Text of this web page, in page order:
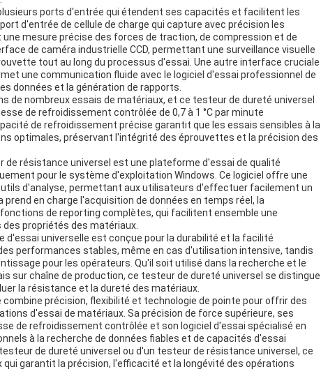
ports d'entrée qui étendent ses capacités et facilitent les
d'entrée de cellule de charge qui capture avec précision les
mesure précise des forces de traction, de compression et de
de caméra industrielle CCD, permettant une surveillance visuelle
tout au long du processus d'essai. Une autre interface cruciale
une communication fluide avec le logiciel d'essai professionnel de
données et la génération de rapports.
de nombreux essais de matériaux, et ce testeur de dureté universel
de refroidissement contrôlée de 0,7 à 1 °C par minute
de refroidissement précise garantit que les essais sensibles à la
optimales, préservant l'intégrité des éprouvettes et la précision des
de résistance universel est une plateforme d'essai de qualité
pour le système d'exploitation Windows. Ce logiciel offre une
d'analyse, permettant aux utilisateurs d'effectuer facilement un
prend en charge l'acquisition de données en temps réel, la
de reporting complètes, qui facilitent ensemble une
propriétés des matériaux.
d'essai universelle est conçue pour la durabilité et la facilité
performances stables, même en cas d'utilisation intensive, tandis
pour les opérateurs. Qu'il soit utilisé dans la recherche et le
sur chaîne de production, ce testeur de dureté universel se distingue
la résistance et la dureté des matériaux.
précision, flexibilité et technologie de pointe pour offrir des
d'essai de matériaux. Sa précision de force supérieure, ses
de refroidissement contrôlée et son logiciel d'essai spécialisé en
à la recherche de données fiables et de capacités d'essai
de dureté universel ou d'un testeur de résistance universel, ce
garantit la précision, l'efficacité et la longévité des opérations